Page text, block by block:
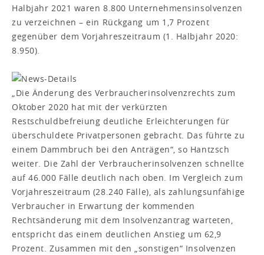
Halbjahr 2021 waren 8.800 Unternehmensinsolvenzen
zu verzeichnen – ein Rückgang um 1,7 Prozent
gegenüber dem Vorjahreszeitraum (1. Halbjahr 2020:
8.950).
„Die Änderung des Verbraucherinsolvenzrechts zum
Oktober 2020 hat mit der verkürzten
Restschuldbefreiung deutliche Erleichterungen für
überschuldete Privatpersonen gebracht. Das führte zu
einem Dammbruch bei den Anträgen“, so Hantzsch
weiter. Die Zahl der Verbraucherinsolvenzen schnellte
auf 46.000 Fälle deutlich nach oben. Im Vergleich zum
Vorjahreszeitraum (28.240 Fälle), als zahlungsunfähige
Verbraucher in Erwartung der kommenden
Rechtsänderung mit dem Insolvenzantrag warteten,
entspricht das einem deutlichen Anstieg um 62,9
Prozent. Zusammen mit den „sonstigen“ Insolvenzen